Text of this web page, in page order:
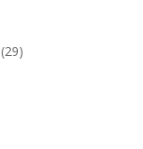
(29)